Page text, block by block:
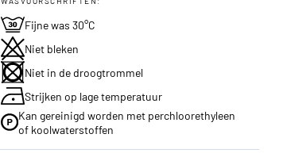
Fijne was 30°C
Niet bleken
Niet in de droogtrommel
Strijken op lage temperatuur
Kan gereinigd worden met perchloorethyleen
of koolwaterstoffen